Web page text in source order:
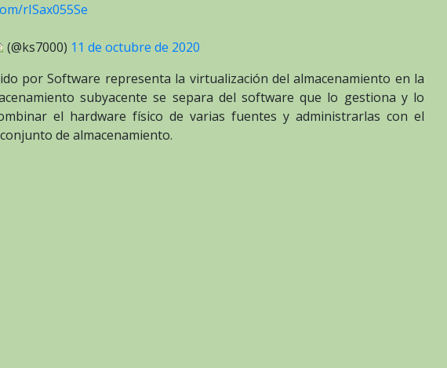
rISax055Se
(@ks7000) 11 de octubre de 2020
por Software representa la virtualización del almacenamiento en la
subyacente se separa del software que lo gestiona y lo
el hardware físico de varias fuentes y administrarlas con el
de almacenamiento.